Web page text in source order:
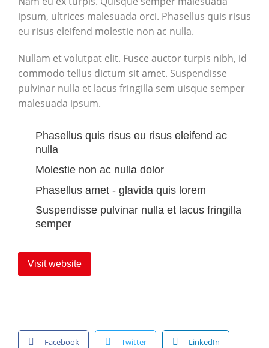
ipsum, ultrices malesuada orci. Phasellus quis risus
eu risus eleifend molestie non ac nulla.
Nullam et volutpat elit. Fusce auctor turpis nibh, id
commodo tellus dictum sit amet. Suspendisse
pulvinar nulla et lacus fringilla sem uisque semper
malesuada ipsum.
Phasellus quis risus eu risus eleifend ac
nulla
Molestie non ac nulla dolor
Phasellus amet - glavida quis lorem
Suspendisse pulvinar nulla et lacus fringilla
semper
Visit website
Facebook Twitter LinkedIn